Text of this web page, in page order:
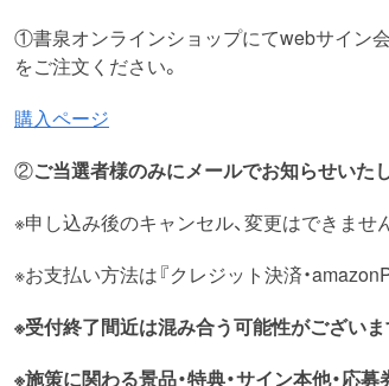
①書泉オンラインショップにてwebサイン
をご注文ください。
購入ページ
②ご当選者様のみにメールでお知らせいた
※申し込み後のキャンセル、変更はできませ
※お支払い方法は『クレジット決済・
※受付終了間近は混み合う可能性がござい
※施策に関わる景品・特典・サイン本他・応